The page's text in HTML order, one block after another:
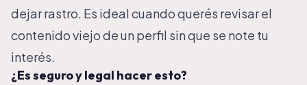
dejar rastro. Es ideal cuando querés revisar el
contenido viejo de un perfil sin que se note tu
interés.
¿Es seguro y legal hacer esto?